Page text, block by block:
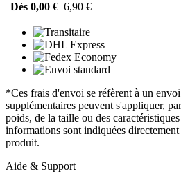
Dès 0,00 € 6,90 €
*Ces frais d'envoi se réfèrent à un
supplémentaires peuvent s'appliquer,
poids, de la taille ou des
informations sont indiquées
produit.
Aide & Support